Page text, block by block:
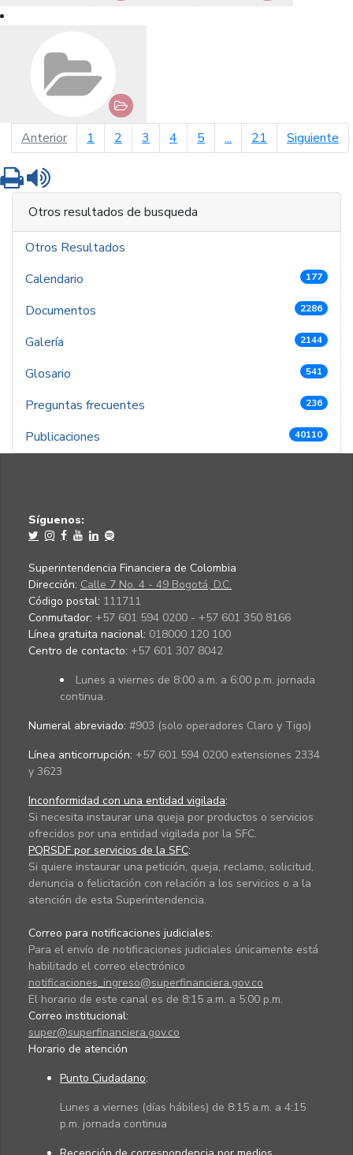
Anteriorpágina anterior
1 2 3 4 5 ... 21 Siguiente
Imprimir
Otros resultados de busqueda
Otros Resultados
Calendario
177
Documentos 2286
Galería 2144
Glosario 541
Preguntas frecuentes 236
Publicaciones 40110
Síguenos:
Superintendencia Financiera de Colombia
Dirección: Calle 7 No. 4 - 49 Bogotá, D.C.
Código postal: 111711
Conmutador: +57 601 594 0200 - +57 601 350 8166
Línea gratuita nacional: 018000 120 100
Centro de contacto: +57 601 307 8042
Lunes a viernes de 8:00 a.m. a 6:00 p.m. jornada
continua.
Numeral abreviado: #903 (solo operadores Claro y Tigo)
Línea anticorrupción: +57 601 594 0200 extensiones 2334
y 3623
Inconformidad con una entidad vigilada:
Si necesita instaurar una queja por productos o servicios
ofrecidos por una entidad vigilada por la SFC.
PQRSDF por servicios de la SFC:
Si quiere instaurar una petición, queja, reclamo, solicitud,
denuncia o felicitación con relación a los servicios o a la
atención de esta Superintendencia.
Correo para notificaciones judiciales:
Para el envío de notificaciones judiciales únicamente está
habilitado el correo electrónico
notificaciones_ingreso@superfinanciera.gov.co
El horario de este canal es de 8:15 a.m. a 5:00 p.m.
Correo institucional:
super@superfinanciera.gov.co
Horario de atención
Punto Ciudadano:
Lunes a viernes (días hábiles) de 8:15 a.m. a 4:15
p.m. jornada continua